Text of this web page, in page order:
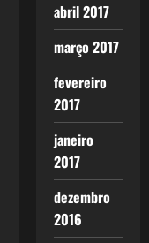
abril 2017
março 2017
fevereiro
2017
janeiro
2017
dezembro
2016